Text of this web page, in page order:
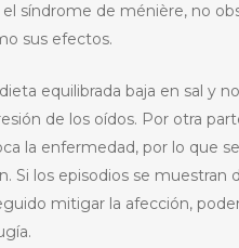
el síndrome de ménière, no
sus efectos.
equilibrada baja en sal y
de los oídos. Por otra
la enfermedad, por lo que
Si los episodios se
mitigar la afección,